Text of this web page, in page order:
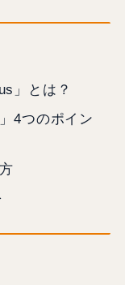
」とは？
4つのポイン